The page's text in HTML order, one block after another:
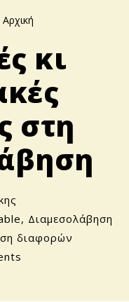
κι
στη
, Διαμεσολάβηση
διαφορών